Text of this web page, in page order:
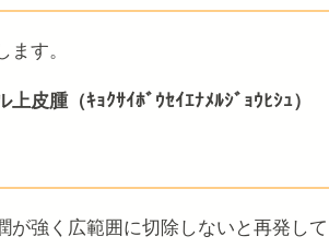
す。
皮腫（ｷｮｸｻｲﾎﾞｳｾｲｴﾅﾒﾙｼﾞｮｳﾋｼｭ）
が強く広範囲に切除しないと再発して